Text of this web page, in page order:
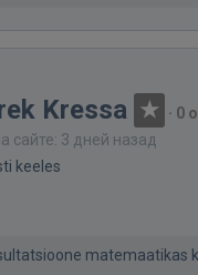
Kressa · 0
сайте: 3 дней назад
keeles
matemaatikas